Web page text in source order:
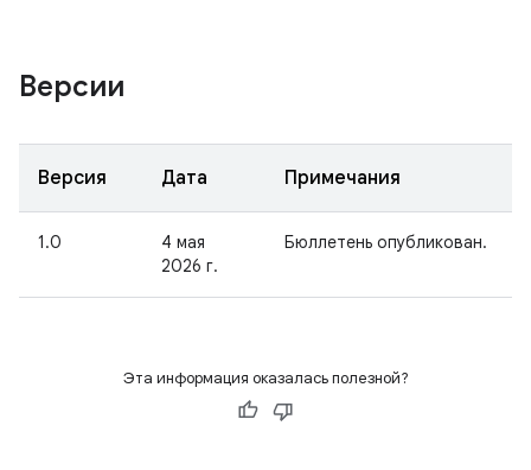
Версии
Версия Дата Примечания
1.0
4 мая
2026 г.
Бюллетень опубликован.
Эта информация оказалась полезной?